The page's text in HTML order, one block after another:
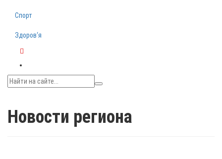
Спорт
Здоров‘я
Новости региона